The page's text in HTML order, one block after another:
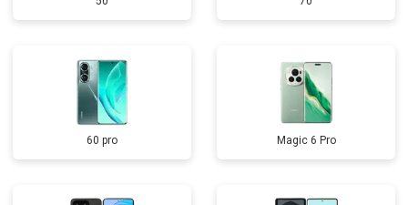
60 pro Magic 6 Pro